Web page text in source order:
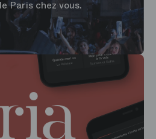
Paris chez vous.